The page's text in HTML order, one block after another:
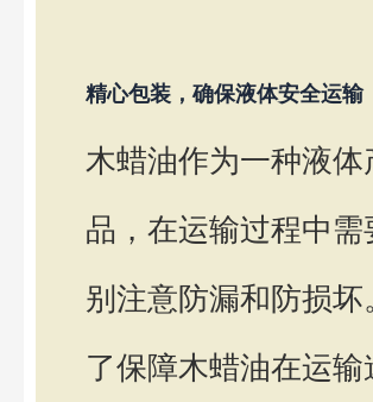
精心包装，确保液体安全运输
木蜡油作为一种液体
品，在运输过程中需
别注意防漏和防损坏
了保障木蜡油在运输